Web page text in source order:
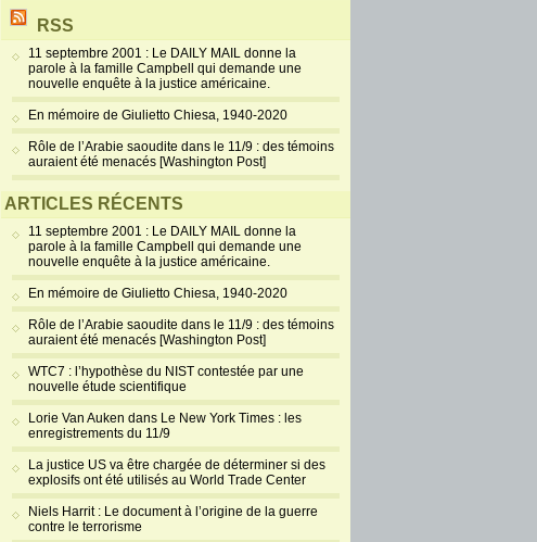
RSS
11 septembre 2001 : Le DAILY MAIL donne la
parole à la famille Campbell qui demande une
nouvelle enquête à la justice américaine.
En mémoire de Giulietto Chiesa, 1940-2020
Rôle de l’Arabie saoudite dans le 11/9 : des témoins
auraient été menacés [Washington Post]
ARTICLES RÉCENTS
11 septembre 2001 : Le DAILY MAIL donne la
parole à la famille Campbell qui demande une
nouvelle enquête à la justice américaine.
En mémoire de Giulietto Chiesa, 1940-2020
Rôle de l’Arabie saoudite dans le 11/9 : des témoins
auraient été menacés [Washington Post]
WTC7 : l’hypothèse du NIST contestée par une
nouvelle étude scientifique
Lorie Van Auken dans Le New York Times : les
enregistrements du 11/9
La justice US va être chargée de déterminer si des
explosifs ont été utilisés au World Trade Center
Niels Harrit : Le document à l’origine de la guerre
contre le terrorisme